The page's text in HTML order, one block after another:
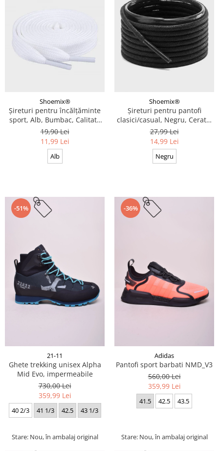
Shoemix®
Șireturi pentru încălțăminte
sport, Alb, Bumbac, Calitate
premium, 100 cm x 0.8 cm
19,90 Lei
11,99 Lei
Alb
Shoemix®
Șireturi pentru pantofi
clasici/casual, Negru, Cerate,
Calitate premium, 110 cm x
0.3 cm
27,99 Lei
14,99 Lei
Negru
-51%
21-11
Ghete trekking unisex Alpha
Mid Evo, impermeabile
730,00 Lei
359,99 Lei
40 2/3 41 1/3 42.5 43 1/3
Stare: Nou, în ambalaj original
-36%
Adidas
Pantofi sport barbati NMD_V3
560,00 Lei
359,99 Lei
41.5 42.5 43.5
Stare: Nou, în ambalaj original